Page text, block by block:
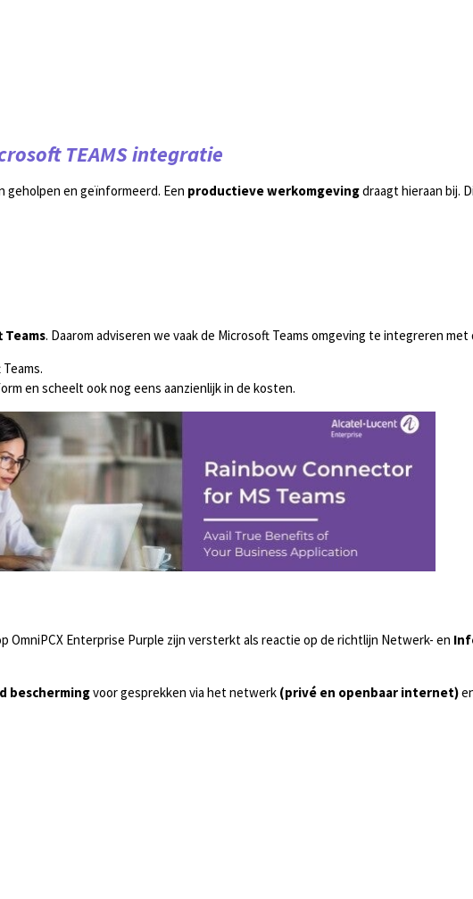
TEAMS integratie
geholpen en geïnformeerd. Een productieve werkomgevingdraagt hieraan bij.
Teams. Daarom adviseren we vaak de Microsoft Teams omgeving te integreren
en scheelt ook nog eens aanzienlijk in de kosten.
Enterprise Purple zijn versterkt als reactie op de richtlijn Netwerk- en
beschermingvoor gesprekken via het netwerk (privé en openbaar internet)